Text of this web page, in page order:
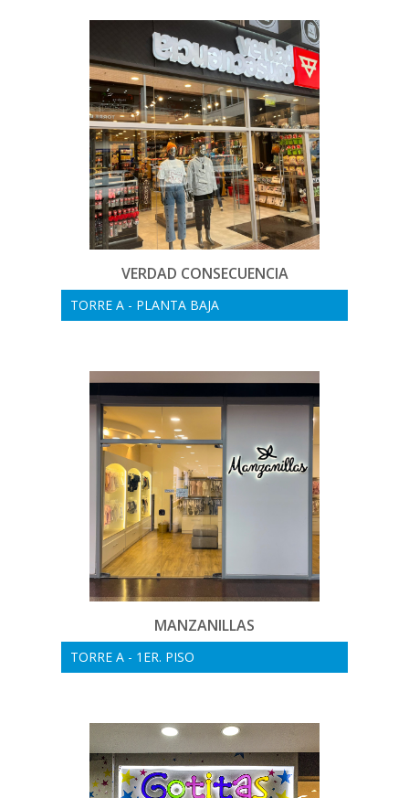
VERDAD CONSECUENCIA
TORRE A - PLANTA BAJA
MANZANILLAS
TORRE A - 1ER. PISO